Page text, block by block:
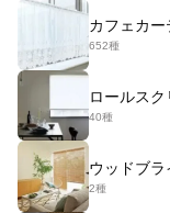
カフェカー
652種
ロールスク
40種
ウッドブラ
2種